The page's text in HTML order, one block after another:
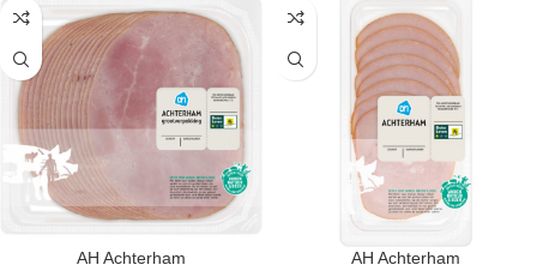
AH Achterham AH Achterham